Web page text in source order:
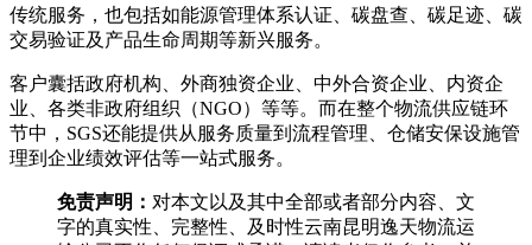
传统服务，也包括如能源管理体系认证、碳盘查、碳足迹、碳
交易验证及产品生命周期等新兴服务。
客户囊括政府机构、外商独资企业、中外合资企业、内资企
业、各类非政府组织（NGO）等等。而在整个物流供应链环
节中，SGS还能提供从服务质量到流程管理、仓储安保设施管
理到企业绩效评估等一站式服务。
免责声明： 对本文以及其中全部或者部分内容、文
字的真实性、完整性、及时性云南昆明逸天物流运